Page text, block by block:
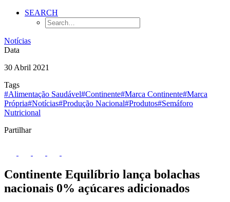
SEARCH
Notícias
Data
30 Abril 2021
Tags
#Alimentação Saudável#Continente#Marca Continente#Marca
Própria#Notícias#Produção Nacional#Produtos#Semáforo
Nutricional
Partilhar
Continente Equilíbrio lança bolachas
nacionais 0% açúcares adicionados